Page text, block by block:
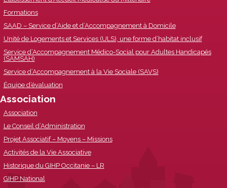
Formations
SAAD – Service d’Aide et d’Accompagnement à Domicile
Unité de Logements et Services (ULS), une forme d’habitat inclusif
Service d’Accompagnement Médico-Social pour Adultes Handicapés
(SAMSAH)
Service d’Accompagnement à la Vie Sociale (SAVS)
Équipe d’évaluation
Association
Association
Le Conseil d’Administration
Projet Associatif – Moyens – Missions
Activités de la Vie Associative
Historique du GIHP Occitanie – LR
GIHP National